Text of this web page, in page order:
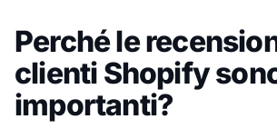
Perché le
clienti Shopify
importanti?